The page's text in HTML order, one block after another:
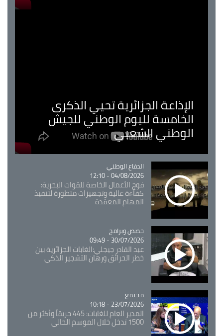
الإذاعة الجزائرية تحيي الذكرى
الخامسة لليوم الوطني للجيش
الوطني الشعبي
Catégorie
الدفاع الوطني
04/08/2026 - 12:10
فوج الأعمال الخاصة للقوات البحرية:
كفاءة عالية وتجهيزات متطورة لتنفيذ
المهام المعقدة
Catégorie
حصص وبرامج
30/07/2026 - 09:49
عبد القادر جيجلي:الغابات الجزائرية بين
خطر الحرائق ورهان التشجير الذكي
Catégorie
مجتمع
23/07/2026 - 10:18
المدير العام للغابات: 445 حريقاً وأكثر من
1500 تدخل خلال الموسم الحالي